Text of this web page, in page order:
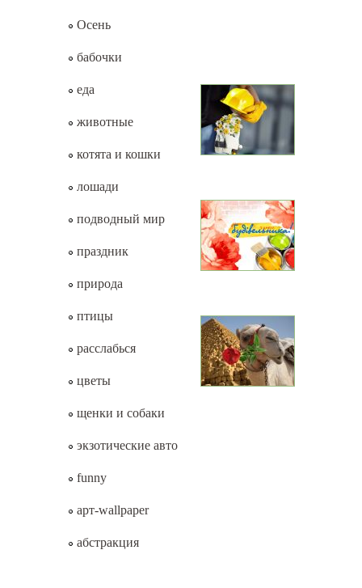
Осень
бабочки
еда
животные
котята и кошки
лошади
подводный мир
праздник
природа
птицы
расслабься
цветы
щенки и собаки
экзотические авто
funny
арт-wallpaper
абстракция